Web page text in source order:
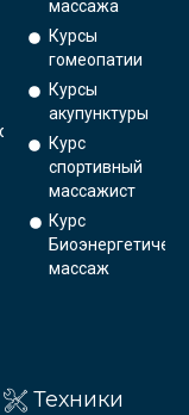
массажа
Курсы
гомеопатии
Курсы
акупунктуры
Курс
спортивный
массажист
Курс
массаж
Техники